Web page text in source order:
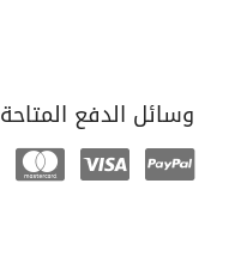
وسائل الدفع المتاحة
Paypal
Visa